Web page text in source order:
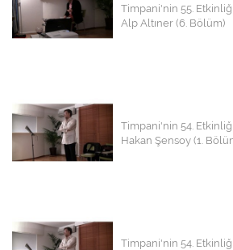
Timpani'nin 55.
Alp Altıner (6. Bölüm)
Timpani'nin 54.
Hakan Şensoy (1.
Timpani'nin 54.